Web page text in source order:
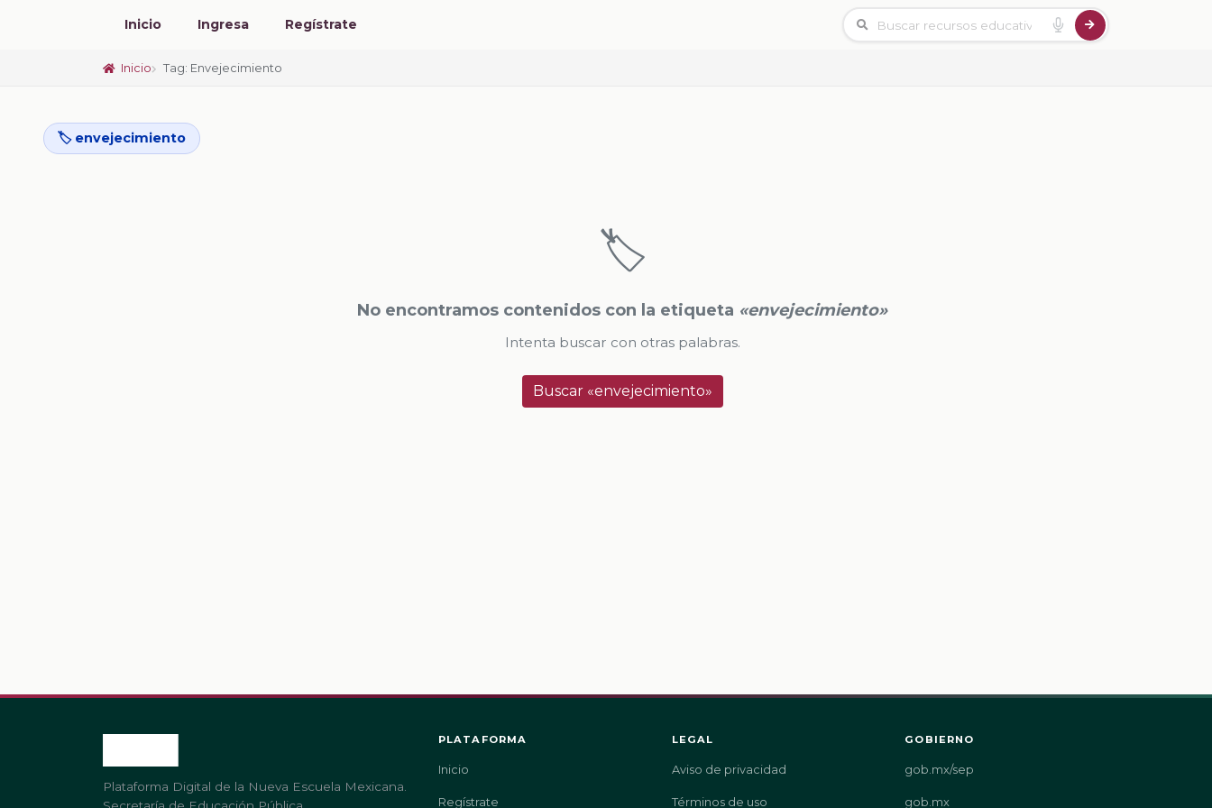
Inicio Ingresa Regístrate
Inicio Tag: Envejecimiento
🏷️ envejecimiento
🏷️
No encontramos contenidos con la etiqueta «envejecimiento»
Intenta buscar con otras palabras.
Buscar «envejecimiento»
Plataforma Digital de la Nueva Escuela Mexicana.
PLATAFORMA
Inicio
Regístrate
LEGAL
Aviso de privacidad
Términos de uso
GOBIERNO
gob.mx/sep
gob.mx